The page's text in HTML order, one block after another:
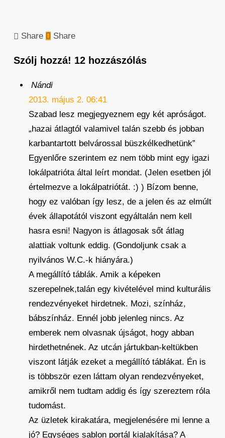
Share Share
Szólj hozzá! 12 hozzászólás
Nándi
2013. május 2. 06:41
Szabad lesz megjegyeznem egy két apróságot.
„hazai átlagtól valamivel talán szebb és jobban
karbantartott belvárossal büszkélkedhetünk”
Egyenlőre szerintem ez nem több mint egy igazi
lokálpatrióta által leírt mondat. (Jelen esetben jól
értelmezve a lokálpatriótát. :) ) Bízom benne,
hogy ez valóban így lesz, de a jelen és az elmúlt
évek állapotától viszont egyáltalán nem kell
hasra esni! Nagyon is átlagosak sőt átlag
alattiak voltunk eddig. (Gondoljunk csak a
nyilvános W.C.-k hiányára.)
A megállító táblák. Amik a képeken
szerepelnek,talán egy kivételével mind kulturális
rendezvényeket hirdetnek. Mozi, színház,
bábszínház. Ennél jobb jelenleg nincs. Az
emberek nem olvasnak újságot, hogy abban
hirdethetnének. Az utcán jártukban-keltükben
viszont látják ezeket a megállító táblákat. Én is
is többször ezen láttam olyan rendezvényeket,
amikről nem tudtam addig és így szereztem róla
tudomást.
Az üzletek kirakatára, megjelenésére mi lenne a
jó? Egységes sablon portál kialakítása? A